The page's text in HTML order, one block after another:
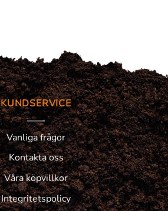
KUNDSERVICE
Vanliga frågor
Kontakta oss
Våra köpvillkor
Integritetspolicy